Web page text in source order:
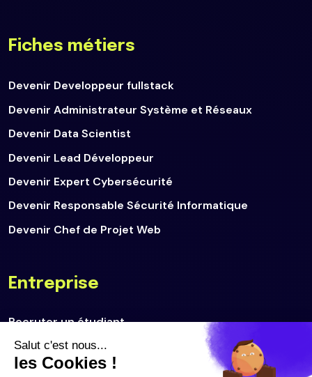
Fiches métiers
Devenir Developpeur fullstack
Devenir Administrateur Système et Réseaux
Devenir Data Scientist
Devenir Lead Développeur
Devenir Expert Cybersécurité
Devenir Responsable Sécurité Informatique
Devenir Chef de Projet Web
Entreprise
Recruter un étudiant
Déposer une offre d'emploi